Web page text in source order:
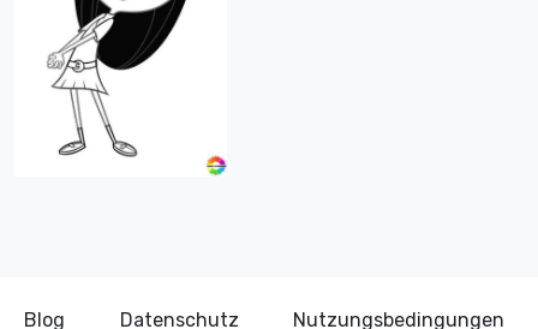
Blog Datenschutz Nutzungsbedingungen